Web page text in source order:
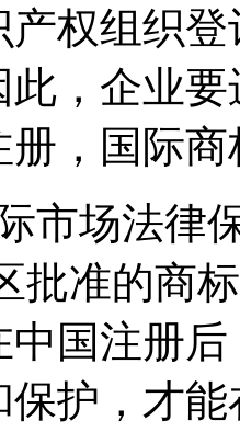
产权组织
此，企业
，国际
市场法律
批准的商
中国注册
保护，才